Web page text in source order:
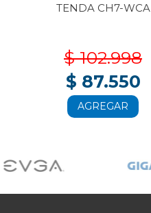
TENDA CH7-WCA
$ 102.998
$ 87.550
AGREGAR